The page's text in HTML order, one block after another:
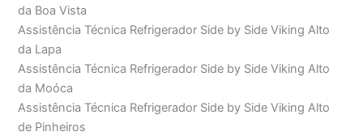
da Boa Vista
Assistência Técnica Refrigerador Side by Side Viking Alto
da Lapa
Assistência Técnica Refrigerador Side by Side Viking Alto
da Moóca
Assistência Técnica Refrigerador Side by Side Viking Alto
de Pinheiros